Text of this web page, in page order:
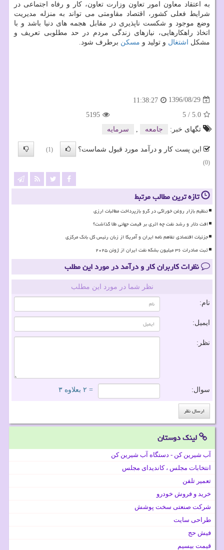
به اعتقاد معاون امور تعاون وزارت تعاون، كار و رفاه اجتماعی در
شرایط فعلی كشور، اقتصاد مقاومتی می تواند به منزله مدیریت
وضع موجود و شكست ناپذیری در مقابل هجمه های دنیا باشد و با
اتخاذ راهكارهایی، نیازهای زندگی مردم در حد مطلوبی تعریف و
مشكل
اشتغال و تولید و مسكن برطرف شود.
1396/08/29
11:38:27
5.0
/
5
5195
تگهای خبر:
جامعه , سرمایه
این پست کار و درآمد مورد قبول شماست؟
(1)
(0)
تازه ترین مطالب مرتبط
تنظیم بازار روغن خوراکی در گرو بازپرداخت مطالبات ارزی
افت دلار و رشد نفت چه اثری بر قیمت جهانی طلا گذاشت؟
جزئیات اقتصادی تفاهم نامه ایران و آمریکا از زبان رئیس کل بانک مرکزی
ثبت صادرات ۳۶ میلیون بشکه نفت ایران از ژوئن ۲۰۲۵
نظرات کاربران کار و درآمد در مورد این مطلب
نظر شما در مورد این مطلب
نام:
ایمیل:
نظر:
سوال: = ۲ بعلاوه ۳
لینک دوستان
آب شیرین کن - دستگاه آب شیرین کن
انتخابات مجلس ، کاندیدای مجلس
تعمیر تلفن
خرید و فروش خودرو
شرکت صنعتی سخت پوشش
طراحی سایت
فیش حج
قیمت بیسیم